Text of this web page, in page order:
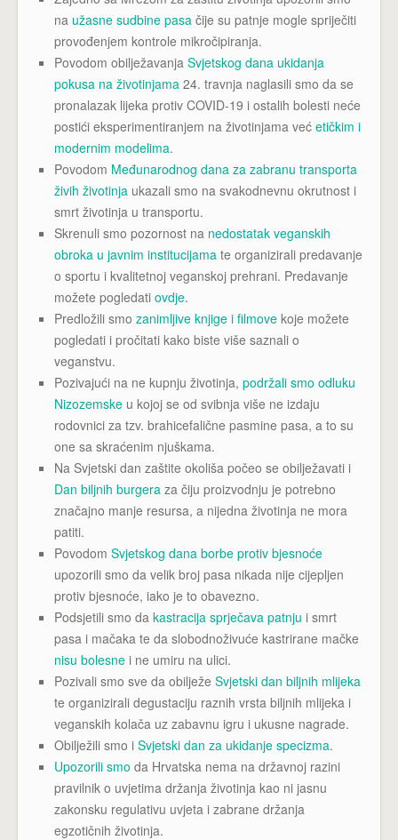
na užasne sudbine pasa čije su patnje mogle spriječiti
provođenjem kontrole mikročipiranja.
Povodom obilježavanja Svjetskog dana ukidanja
pokusa na životinjama 24. travnja naglasili smo da se
pronalazak lijeka protiv COVID-19 i ostalih bolesti neće
postići eksperimentiranjem na životinjama već etičkim i
modernim modelima.
Povodom Međunarodnog dana za zabranu transporta
živih životinja ukazali smo na svakodnevnu okrutnost i
smrt životinja u transportu.
Skrenuli smo pozornost na nedostatak veganskih
obroka u javnim institucijama te organizirali predavanje
o sportu i kvalitetnoj veganskoj prehrani. Predavanje
možete pogledati ovdje.
Predložili smo zanimljive knjige i filmove koje možete
pogledati i pročitati kako biste više saznali o
veganstvu.
Pozivajući na ne kupnju životinja, podržali smo odluku
Nizozemske u kojoj se od svibnja više ne izdaju
rodovnici za tzv. brahicefalične pasmine pasa, a to su
one sa skraćenim njuškama.
Na Svjetski dan zaštite okoliša počeo se obilježavati i
Dan biljnih burgera za čiju proizvodnju je potrebno
značajno manje resursa, a nijedna životinja ne mora
patiti.
Povodom Svjetskog dana borbe protiv bjesnoće
upozorili smo da velik broj pasa nikada nije cijepljen
protiv bjesnoće, iako je to obavezno.
Podsjetili smo da kastracija sprječava patnju i smrt
pasa i mačaka te da slobodnoživuće kastrirane mačke
nisu bolesne i ne umiru na ulici.
Pozivali smo sve da obilježe Svjetski dan biljnih mlijeka
te organizirali degustaciju raznih vrsta biljnih mlijeka i
veganskih kolača uz zabavnu igru i ukusne nagrade.
Obilježili smo i Svjetski dan za ukidanje specizma.
Upozorili smo da Hrvatska nema na državnoj razini
pravilnik o uvjetima držanja životinja kao ni jasnu
zakonsku regulativu uvjeta i zabrane držanja
egzotičnih životinja.